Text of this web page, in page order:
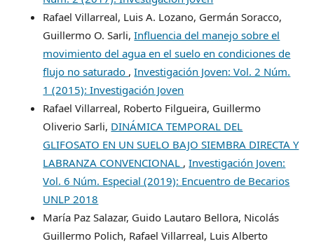
Rafael Villarreal, Luis A. Lozano, Germán Soracco,
Guillermo O. Sarli,Influencia del manejo sobre el
movimiento del agua en el suelo en condiciones de
flujo no saturado ,Investigación Joven: Vol. 2 Núm.
1 (2015): Investigación Joven
Rafael Villarreal, Roberto Filgueira, Guillermo
Oliverio Sarli, DINÁMICA TEMPORAL DEL
GLIFOSATO EN UN SUELO BAJO SIEMBRA DIRECTA Y
LABRANZA CONVENCIONAL ,Investigación Joven:
Vol. 6 Núm. Especial (2019): Encuentro de Becarios
UNLP 2018
María Paz Salazar, Guido Lautaro Bellora, Nicolás
Guillermo Polich, Rafael Villarreal, Luis Alberto